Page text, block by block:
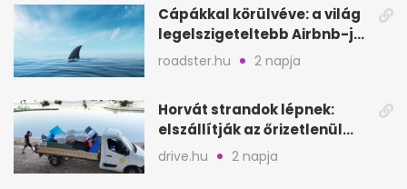
Cápákkal körülvéve: a világ
legelszigeteltebb Airbnb-je
a nyílt tengeren
roadster.hu 2 napja
Horvát strandok lépnek:
elszállítják az őrizetlenül
hagyott törölközőket
drive.hu 2 napja